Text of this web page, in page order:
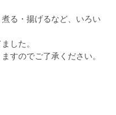
る・揚げるなど、いろい
した。
すのでご了承ください。